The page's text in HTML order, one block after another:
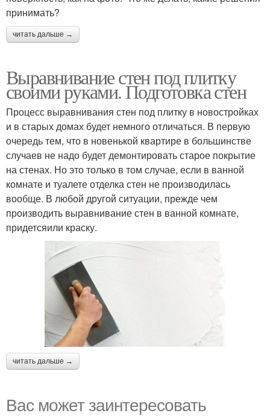
принимать?
читать дальше →
Выравнивание стен под плитку
своими руками. Подготовка стен
Процесс выравнивания стен под плитку в новостройках
и в старых домах будет немного отличаться. В первую
очередь тем, что в новенькой квартире в большинстве
случаев не надо будет демонтировать старое покрытие
на стенах. Но это только в том случае, если в ванной
комнате и туалете отделка стен не производилась
вообще. В любой другой ситуации, прежде чем
производить выравнивание стен в ванной комнате,
придетсяили краску.
читать дальше →
Вас может заинтересовать